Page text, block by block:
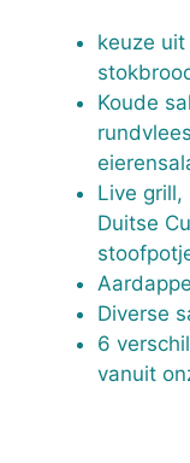
keuze
Koude
Live grill,
Duitse
Diverse
6
vanuit